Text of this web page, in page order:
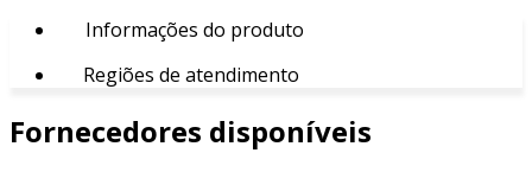
Informações do produto
Regiões de atendimento
Fornecedores disponíveis